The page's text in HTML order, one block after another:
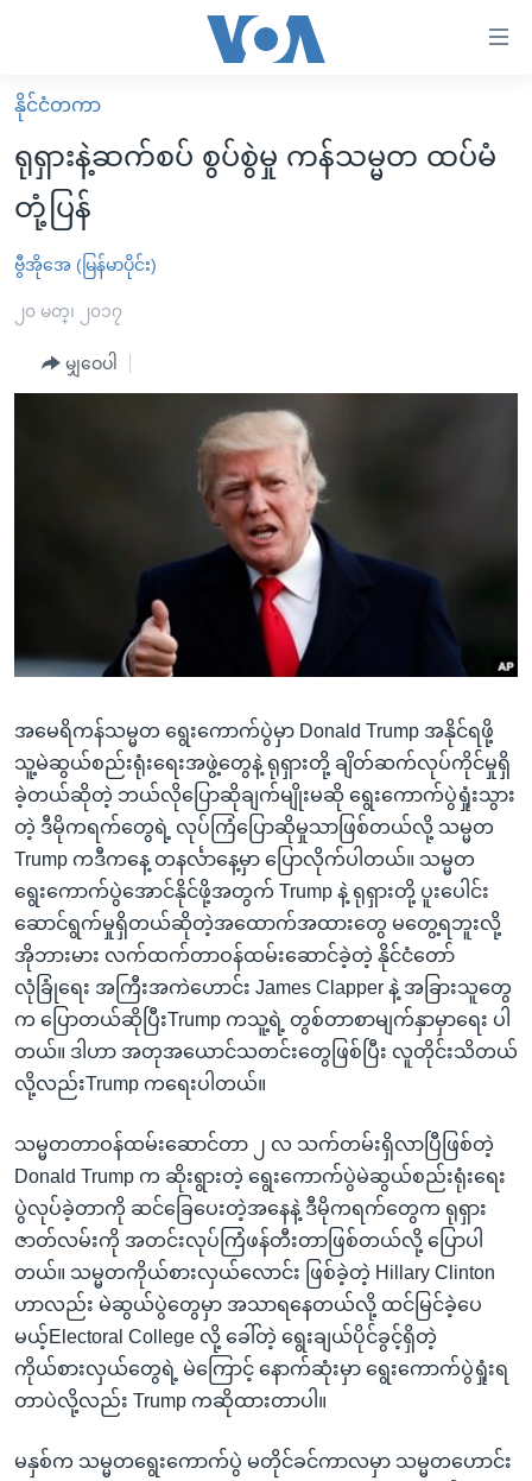
လွယ်ကူ
စေ
သည့်
Link
များ
ပင်မ
ကျော်
ရန်
ရှာဖွေ
ရန်
နေရာ
သို့
ကျော်
ရန်
မူလစာမျက်နှာ
မြန်မာ
ကမ္ဘာ့သတင်းများ
နိုင်ငံတကာ
အစ္စရေး-ပါလက်စတိုင်း
ဗွီဒီယို
အင်္ဂလိပ်စာလေ့လာမယ်
သုတပဒေသာ အင်္ဂလိပ်စာ
ရေဒီယိုနှင့်ရုပ်သံ အချက်အလက်များ
Learning English
ဗွီအိုအေ လူမှုကွန်ယက်များ
ဘာသာစကားများ
နိုင်ငံတကာ
ရုရှားနဲ့ဆက်စပ် စွပ်စွဲမှု ကန်သမ္မတ ထပ်မံ
တုံ့ပြန်
ဗွီအိုအေ (မြန်မာပိုင်း)
၂၀ မတ္၊ ၂၀၁၇
မျှဝေပါ
အမေရိကန်သမ္မတ ရွေးကောက်ပွဲမှာ Donald Trump အနိုင်ရဖို့
သူ့မဲဆွယ်စည်းရုံးရေးအဖွဲ့တွေနဲ့ ရုရှားတို့ ချိတ်ဆက်လုပ်ကိုင်မှုရှိ
ခဲ့တယ်ဆိုတဲ့ ဘယ်လိုပြောဆိုချက်မျိုးမဆို ရွေးကောက်ပွဲရှုံးသွား
တဲ့ ဒီမိုကရက်တွေရဲ့ လုပ်ကြံပြောဆိုမှုသာဖြစ်တယ်လို့ သမ္မတ
Trump ကဒီကနေ့ တနင်္လာနေ့မှာ ပြောလိုက်ပါတယ်။ သမ္မတ
ရွေးကောက်ပွဲအောင်နိုင်ဖို့အတွက် Trump နဲ့ ရုရှားတို့ ပူးပေါင်း
ဆောင်ရွက်မှုရှိတယ်ဆိုတဲ့အထောက်အထားတွေ မတွေ့ရဘူးလို့
အိုဘားမား လက်ထက်တာဝန်ထမ်းဆောင်ခဲ့တဲ့ နိုင်ငံတော်
လုံခြုံရေး အကြီးအကဲဟောင်း James Clapper နဲ့ အခြားသူတွေ
က ပြောတယ်ဆိုပြီးTrump ကသူ့ရဲ့ တွစ်တာစာမျက်နှာမှာရေး ပါ
တယ်။ ဒါဟာ အတုအယောင်သတင်းတွေဖြစ်ပြီး လူတိုင်းသိတယ်
လို့လည်းTrump ကရေးပါတယ်။
သမ္မတတာဝန်ထမ်းဆောင်တာ ၂ လ သက်တမ်းရှိလာပြီဖြစ်တဲ့
Donald Trump က ဆိုးရွားတဲ့ ရွေးကောက်ပွဲမဲဆွယ်စည်းရုံးရေး
ပွဲလုပ်ခဲ့တာကို ဆင်ခြေပေးတဲ့အနေနဲ့ ဒီမိုကရက်တွေက ရုရှား
ဇာတ်လမ်းကို အတင်းလုပ်ကြံဖန်တီးတာဖြစ်တယ်လို့ ပြောပါ
တယ်။ သမ္မတကိုယ်စားလှယ်လောင်း ဖြစ်ခဲ့တဲ့ Hillary Clinton
ဟာလည်း မဲဆွယ်ပွဲတွေမှာ အသာရနေတယ်လို့ ထင်မြင်ခဲ့ပေ
မယ့်Electoral College လို့ ခေါ်တဲ့ ရွေးချယ်ပိုင်ခွင့်ရှိတဲ့
ကိုယ်စားလှယ်တွေရဲ့ မဲကြောင့် နောက်ဆုံးမှာ ရွေးကောက်ပွဲရှုံးရ
တာပဲလို့လည်း Trump ကဆိုထားတာပါ။
မနှစ်က သမ္မတရွေးကောက်ပွဲ မတိုင်ခင်ကာလမှာ သမ္မတဟောင်း